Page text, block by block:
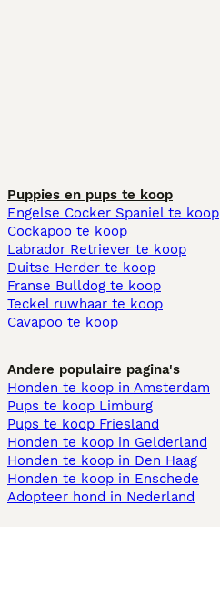
Puppies en pups te koop
Engelse Cocker Spaniel te koop
Cockapoo te koop
Labrador Retriever te koop
Duitse Herder te koop
Franse Bulldog te koop
Teckel ruwhaar te koop
Cavapoo te koop
Andere populaire pagina's
Honden te koop in Amsterdam
Pups te koop Limburg​
Pups te koop Friesland​
Honden te koop in Gelderland
Honden te koop in Den Haag
Honden te koop in Enschede
Adopteer hond in Nederland